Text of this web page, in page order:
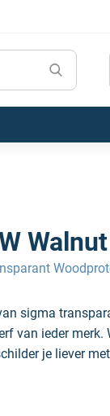
Walnut
sigma
van ieder merk.
je liever